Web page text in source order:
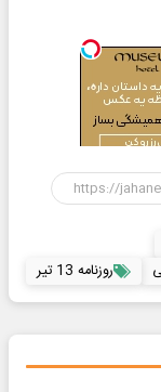
روزنامه 13 تیر